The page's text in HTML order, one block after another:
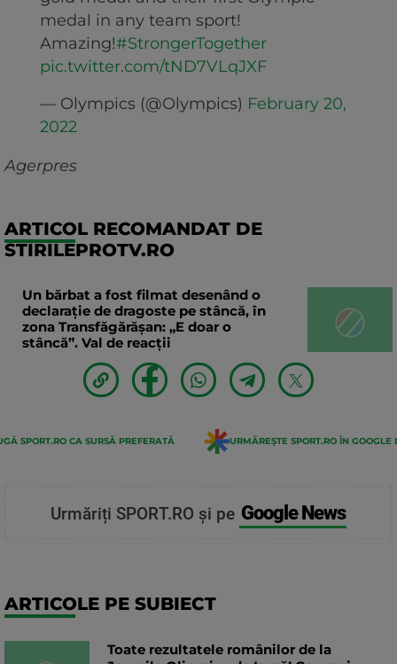
medal in any team sport!
Amazing!#StrongerTogether
pic.twitter.com/tND7VLqJXF
— Olympics (@Olympics) February 20,
2022
Agerpres
ARTICOL RECOMANDAT DE
STIRILEPROTV.RO
Un bărbat a fost filmat desenând o
declaraţie de dragoste pe stâncă, în
zona Transfăgărăşan: „E doar o
stâncă”. Val de reacții
SPORT.RO CA SURSĂ PREFERATĂ URMĂREȘTE SPORT.RO ÎN GOOGLE
Urmăriți SPORT.RO și pe Google News
ARTICOLE PE SUBIECT
Toate rezultatele românilor de la